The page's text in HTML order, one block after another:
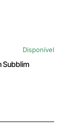
Disponível
Subblim